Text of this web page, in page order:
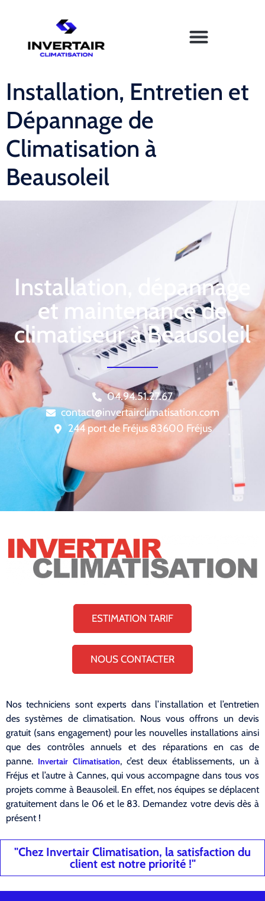
Installation, Entretien et
Dépannage de
Climatisation à
Beausoleil
Installation, dépannage
et maintenance de
climatiseur à Beausoleil
04.94.51.27.67
contact@invertairclimatisation.com
244 port de Fréjus 83600 Fréjus
ESTIMATION TARIF
NOUS CONTACTER
Nos techniciens sont experts dans l’installation et l’entretien
des systèmes de climatisation. Nous vous offrons un devis
gratuit (sans engagement) pour les nouvelles installations ainsi
que des contrôles annuels et des réparations en cas de
panne. Invertair Climatisation, c’est deux établissements, un à
Fréjus et l’autre à Cannes, qui vous accompagne dans tous vos
projets comme à Beausoleil. En effet, nos équipes se déplacent
gratuitement dans le 06 et le 83. Demandez votre devis dès à
présent !
"Chez Invertair Climatisation, la satisfaction du
client est notre priorité !"